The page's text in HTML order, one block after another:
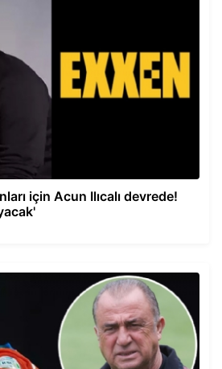
için Acun Ilıcalı devrede!